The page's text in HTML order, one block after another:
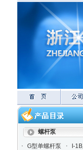
螺杆泵
·
G型单螺杆泵 ·
I-